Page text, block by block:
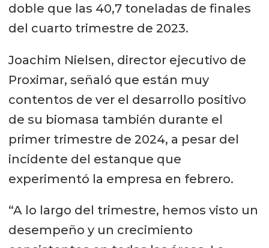
doble que las 40,7 toneladas de finales
del cuarto trimestre de 2023.
Joachim Nielsen, director ejecutivo de
Proximar, señaló que están muy
contentos de ver el desarrollo positivo
de su biomasa también durante el
primer trimestre de 2024, a pesar del
incidente del estanque que
experimentó la empresa en febrero.
“A lo largo del trimestre, hemos visto un
desempeño y un crecimiento